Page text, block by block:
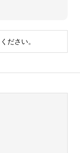
ださい。